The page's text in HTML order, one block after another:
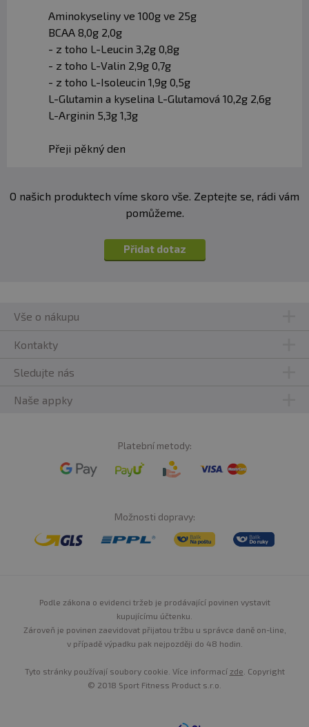
Aminokyseliny ve 100g ve 25g
BCAA 8,0g 2,0g
- z toho L-Leucin 3,2g 0,8g
- z toho L-Valin 2,9g 0,7g
- z toho L-Isoleucin 1,9g 0,5g
L-Glutamin a kyselina L-Glutamová 10,2g 2,6g
L-Arginin 5,3g 1,3g
Přeji pěkný den
O našich produktech víme skoro vše. Zeptejte se, rádi vám
pomůžeme.
Přidat dotaz
Vše o nákupu
Kontakty
Sledujte nás
Naše appky
Platební metody:
Možnosti dopravy:
Podle zákona o evidenci tržeb je prodávající povinen vystavit
kupujícímu účtenku.
Zároveň je povinen zaevidovat přijatou tržbu u správce daně on-line,
v případě výpadku pak nejpozději do 48 hodin.
Tyto stránky používají soubory cookie. Více informací zde . Copyright
© 2018 Sport Fitness Product s.r.o.